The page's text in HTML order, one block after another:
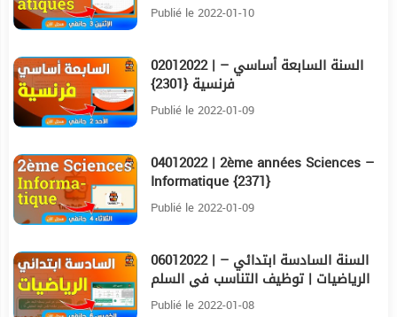
Publié le 2022-01-10
3:30 02012022 | السنة السابعة أساسي –
فرنسية {2301}
Publié le 2022-01-09
4:49 04012022 | 2ème années Sciences –
Informatique {2371}
Publié le 2022-01-09
7:20 06012022 | السنة السادسة ابتدائي –
الرياضيات | توظيف التناسب في السلم
{2344}
Publié le 2022-01-08